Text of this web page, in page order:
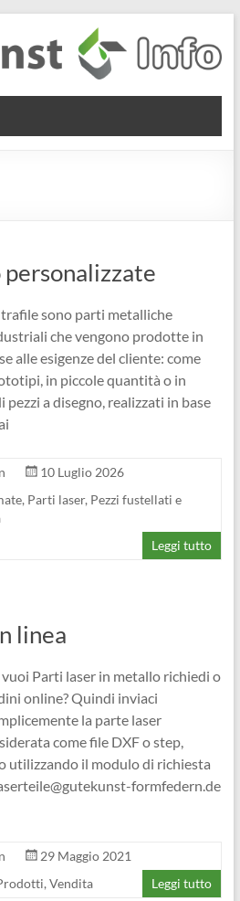
personalizzate
trafile sono parti metalliche
che vengono prodotte in
alle esigenze del cliente: come
in piccole quantità o in
pezzi a disegno, realizzati in base
10 Luglio 2026
, Parti laser, Pezzi fustellati e
Leggi tutto
linea
vuoi Parti laser in metallo richiedi o
online? Quindi inviaci
la parte laser
come file DXF o step,
utilizzando il modulo di richiesta
formfedern.de
29 Maggio 2021
, Vendita Leggi tutto